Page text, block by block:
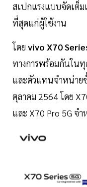
สเปกแรงแบบจัดเต็
ที่สุดแก่ผู้ใช้งาน
โดย vivo X70
ทางการพร้อมกันในทุ
และตัวแทนจำหน่าย
ตุลาคม 2564 โดย
และ X70 Pro 5G จ